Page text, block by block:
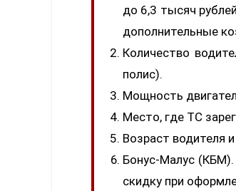
до 6,3 тысяч
дополнительные
Количество
полис).
Мощность
Место, где ТС
Возраст водителя
Бонус-Малус
скидку при